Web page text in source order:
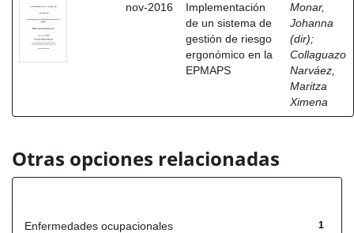
nov-2016
Implementación
de un sistema de
gestión de riesgo
ergonómico en la
EPMAPS
Monar,
Johanna
(dir);
Collaguazo
Narváez,
Maritza
Ximena
Otras opciones relacionadas
1
Enfermedades ocupacionales